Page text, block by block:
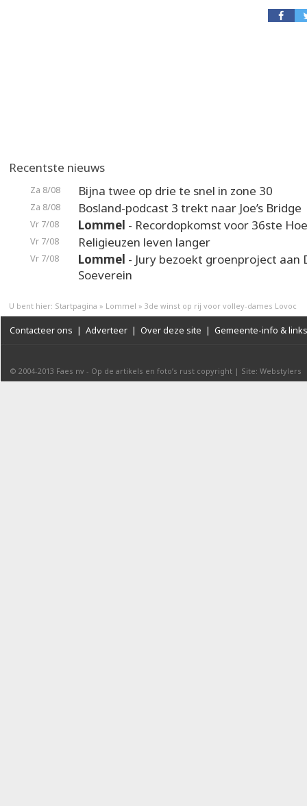
Recentste nieuws
Za 8/08 Bijna twee op drie te snel in zone 30
Za 8/08 Bosland-podcast 3 trekt naar Joe’s Bridge
Vr 7/08 Lommel - Recordopkomst voor 36ste
Vr 7/08 Religieuzen leven langer
Vr 7/08 Lommel - Jury bezoekt groenproject aan
Soeverein
U bent hier: Startpagina » Lommel » 3de winst op rij voor volley-dames Lovoc
Contacteer ons | Adverteer | Over deze site | Gemeente-info & links
© 2004-2013 Faes nv - Op de artikels en foto’s rust copyright | Site: Webstylers